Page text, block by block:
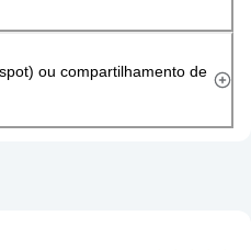
ou compartilhamento de